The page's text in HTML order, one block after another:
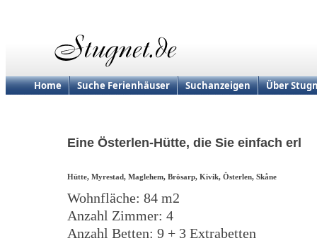
Home Suche Ferienhäuser Suchanzeigen Über
Eine Österlen-Hütte, die Sie einfach erl
Hütte, Myrestad, Maglehem, Brösarp, Kivik, Österlen, Skåne
Wohnfläche: 84 m2
Anzahl Zimmer: 4
Anzahl Betten: 9 + 3 Extrabetten